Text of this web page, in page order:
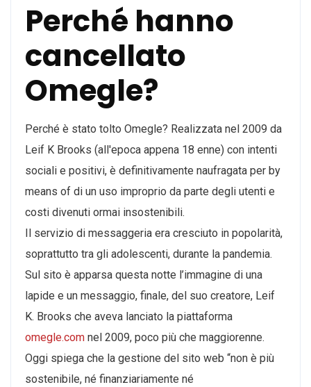
Perché hanno
cancellato
Omegle?
Perché è stato tolto Omegle? Realizzata nel 2009 da
Leif K Brooks (all'epoca appena 18 enne) con intenti
sociali e positivi, è definitivamente naufragata per by
means of di un uso improprio da parte degli utenti e
costi divenuti ormai insostenibili.
Il servizio di messaggeria era cresciuto in popolarità,
soprattutto tra gli adolescenti, durante la pandemia.
Sul sito è apparsa questa notte l’immagine di una
lapide e un messaggio, finale, del suo creatore, Leif
K. Brooks che aveva lanciato la piattaforma
omegle.com nel 2009, poco più che maggiorenne.
Oggi spiega che la gestione del sito web “non è più
sostenibile, né finanziariamente né